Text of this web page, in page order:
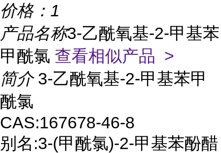
价格： 1
产品名称3-乙酰氧基-2-甲基苯
甲酰氯 查看相似产品 >
简介 3-乙酰氧基-2-甲基苯甲
酰氯
CAS:167678-46-8
别名:3-(甲酰氯)-2-甲基苯酚醋